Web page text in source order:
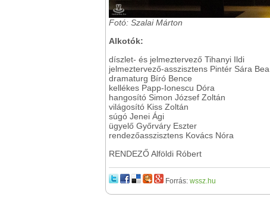
Fotó: Szalai Márton
Alkotók:
díszlet- és jelmeztervező Tihanyi Ildi
jelmeztervező-asszisztens Pintér Sára Bea
dramaturg Bíró Bence
kellékes Papp-Ionescu Dóra
hangosító Simon József Zoltán
világosító Kiss Zoltán
súgó Jenei Ági
ügyelő Győrváry Eszter
rendezőasszisztens Kovács Nóra
RENDEZŐ Alföldi Róbert
Forrás: wssz.hu